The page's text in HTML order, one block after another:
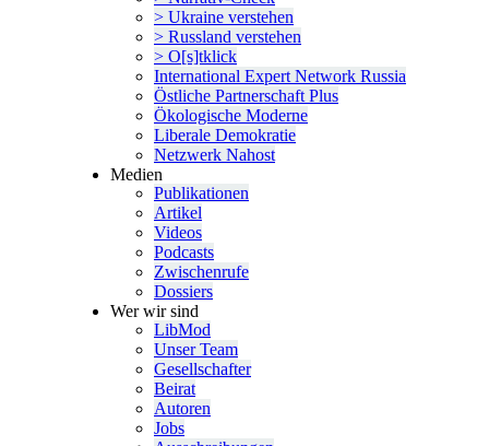
> Ukraine verstehen
> Russland verstehen
> O[s]tklick
Inter­na­tional Expert Network Russia
Östliche Partner­schaft Plus
Ökolo­gische Moderne
Liberale Demokratie
Netzwerk Nahost
Medien
Publi­ka­tionen
Artikel
Videos
Podcasts
Zwischenrufe
Dossiers
Wer wir sind
LibMod
Unser Team
Gesell­schafter
Beirat
Autoren
Jobs